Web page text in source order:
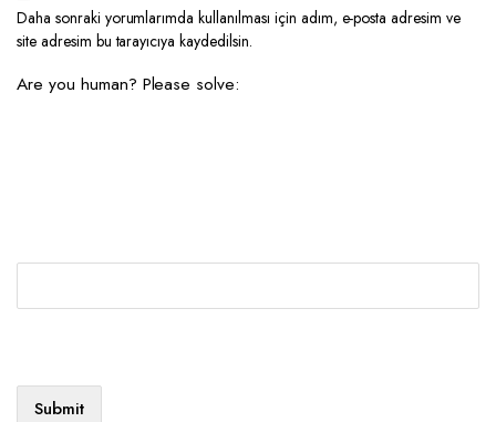
Daha sonraki yorumlarımda kullanılması için adım, e-posta adresim ve
site adresim bu tarayıcıya kaydedilsin.
Are you human? Please solve: